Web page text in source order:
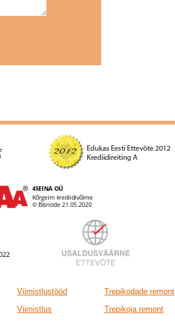
Viimistlustööd
Trepikodade remont
Viimistlus Trepikoja remont